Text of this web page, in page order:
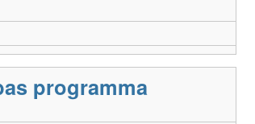
programma